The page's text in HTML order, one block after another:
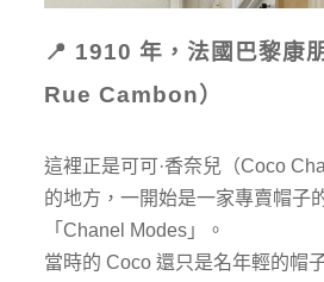
📍 1910 年，法國巴黎康
Rue Cambon）
這裡正是可可·香奈兒（Coco
的地方，一開始是一家專賣帽子
「Chanel Modes」。
當時的 Coco 還只是名年輕的帽